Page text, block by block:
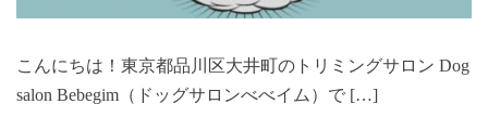
こんにちは！東京都品川区大井町のトリミングサロン Dog
salon Bebegim（ドッグサロンべべイム）で […]